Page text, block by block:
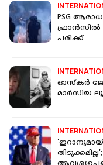
PSG
ഫ്രാന്‍സില്‍
പരിക്ക്
ഓസ്കർ
മാർസിയ